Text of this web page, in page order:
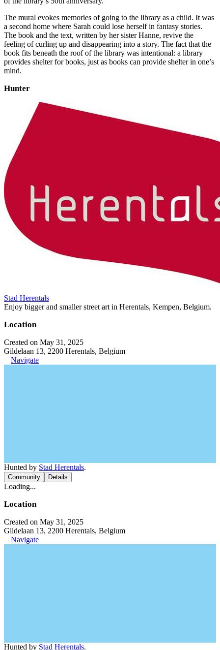
The mural evokes memories of going to the library as a child. It was
a second home where Sarah could lose herself in fantasy stories.
The book and the text, written by her sister Hanne, revive the
feeling of curling up and disappearing into a story. The fact that the
book fits beneath the roof of the library was intentional: a library
provides shelter for books, just as books can provide shelter in one’s
mind.
Hunter
Stad Herentals
Enjoy bigger and smaller street art in Herentals, Kempen, Belgium.
Location
Created on May 31, 2025
Gildelaan 13, 2200 Herentals, Belgium
Navigate
Hunted by Stad Herentals.
Community Details
Loading...
Location
Created on May 31, 2025
Gildelaan 13, 2200 Herentals, Belgium
Navigate
Hunted by Stad Herentals.